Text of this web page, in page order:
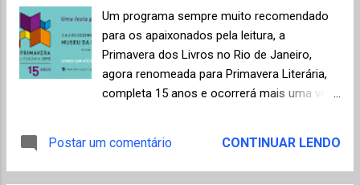
inglês, editado por Benjamin Moser), God
Help the Child (Toni Morrison), Purity
(Jonathan Franzen) e Submission (Michel
Houellebecq). Para quem desejar se
aprofundar ou procurar uma resenha para
/ 2011 / 2010 / 2009 / 2008 / 2007 / 2006
Um programa sempre muito recomendado
para os apaixonados pela leitura, a
Primavera dos Livros no Rio de Janeiro,
agora renomeada para Primavera Literária,
completa 15 anos e ocorrerá mais uma vez
de 3 a 6 de dezembro, reunindo mais de 100
pequenas e médias editoras. Segundo a Liga
Postar um comentário CONTINUAR LENDO